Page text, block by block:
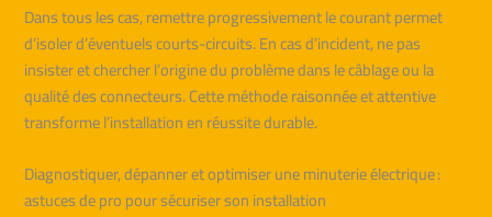
Dans tous les cas, remettre progressivement le courant permet
d’isoler d’éventuels courts-circuits. En cas d’incident, ne pas
insister et chercher l’origine du problème dans le câblage ou la
qualité des connecteurs. Cette méthode raisonnée et attentive
transforme l’installation en réussite durable.
Diagnostiquer, dépanner et optimiser une minuterie électrique :
astuces de pro pour sécuriser son installation